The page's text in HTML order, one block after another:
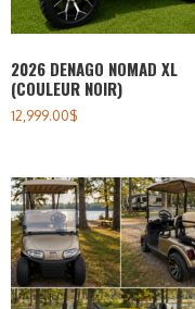
2026 DENAGO NOMAD XL
(COULEUR NOIR)
12,999.00$